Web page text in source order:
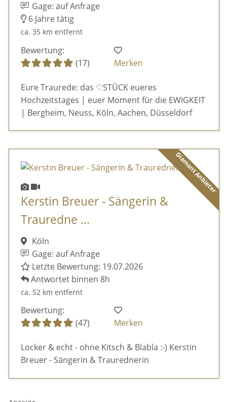
Gage: auf Anfrage
6 Jahre tätig
ca. 35 km entfernt
Bewertung:
(17)
Merken
Eure Traurede: das ♡STÜCK eueres
Hochzeitstages | euer Moment für die EWIGKEIT
| Bergheim, Neuss, Köln, Aachen, Düsseldorf
Diamant Anbieter
Kerstin Breuer - Sängerin &
Trauredne ...
Köln
Gage: auf Anfrage
Letzte Bewertung: 19.07.2026
Antwortet binnen 8h
ca. 52 km entfernt
Bewertung:
(47)
Merken
Locker & echt - ohne Kitsch & Blabla :-) Kerstin
Breuer - Sängerin & Traurednerin